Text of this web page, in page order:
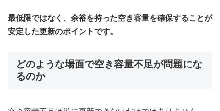
最低限ではなく、余裕を持った空き容量を確保することが
安定した更新のポイントです。
どのような場面で空き容量不足が問題にな
るのか